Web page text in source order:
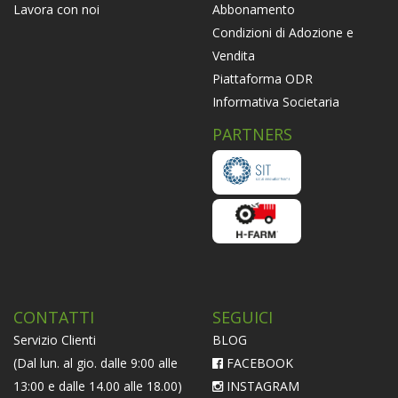
Lavora con noi
Abbonamento
Condizioni di Adozione e
Vendita
Piattaforma ODR
Informativa Societaria
PARTNERS
CONTATTI
Servizio Clienti
(Dal lun. al gio. dalle 9:00 alle
13:00 e dalle 14.00 alle 18.00)
SEGUICI
BLOG
FACEBOOK
INSTAGRAM